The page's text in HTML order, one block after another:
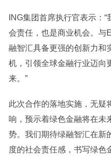
ING集团首席执行官表示：
会责任，也是商业机会。与
融智汇具备更强的创新力和
机，引领全球金融行业迈向
来。”
此次合作的落地实施，无疑
响，预示着绿色金融将在未
势。我们期待绿融智汇在新
度的社会责任感，书写绿色